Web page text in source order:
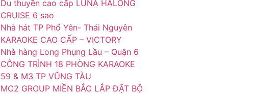
Du thuyền cao cấp LUNA HALONG
CRUISE 6 sao
Nhà hát TP Phổ Yên- Thái Nguyên
KARAOKE CAO CẤP – VICTORY
Nhà hàng Long Phụng Lầu – Quận 6
CÔNG TRÌNH 18 PHÒNG KARAOKE
59 & M3 TP VŨNG TÀU
MC2 GROUP MIỀN BẮC LẮP ĐẶT BỘ